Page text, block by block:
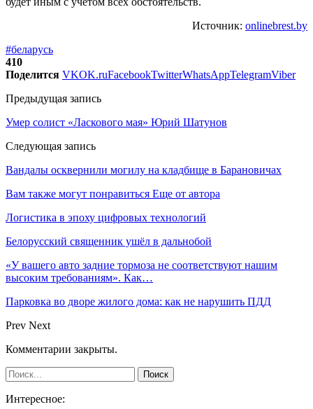
Источник: onlinebrest.by
#беларусь
410
Поделится VKOK.ruFacebookTwitterWhatsAppTelegramViber
Предыдущая запись
Умер солист «Ласкового мая» Юрий Шатунов
Следующая запись
Вандалы осквернили могилу на кладбище в Барановичах
Вам также могут понравиться Еще от автора
Логистика в эпоху цифровых технологий
Белорусский священник ушёл в дальнобой
«У вашего авто задние тормоза не соответствуют нашим
высоким требованиям». Как…
Парковка во дворе жилого дома: как не нарушить ПДД
Prev Next
Комментарии закрыты.
Интересное: